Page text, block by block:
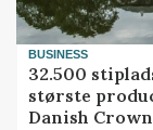
BUSINESS
32.500
største
Danish Crown